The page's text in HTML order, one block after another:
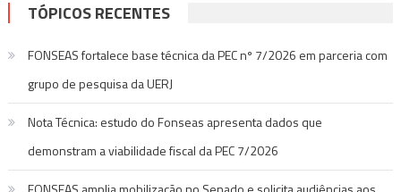
TÓPICOS RECENTES
FONSEAS fortalece base técnica da PEC nº 7/2026 em parceria com
grupo de pesquisa da UERJ
Nota Técnica: estudo do Fonseas apresenta dados que
demonstram a viabilidade fiscal da PEC 7/2026